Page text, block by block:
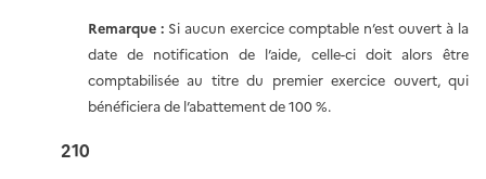
Remarque :Si aucun exercice comptable n’est ouvert à la
date de notification de l’aide, celle-ci doit alors être
comptabilisée au titre du premier exercice ouvert, qui
bénéficiera de l’abattement de 100 %.
210